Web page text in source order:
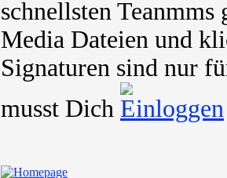
schnellsten
Media Dateien und
Signaturen sind nur
musst Dich